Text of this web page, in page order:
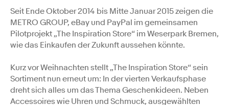
Seit Ende Oktober 2014 bis Mitte Januar 2015 zeigen die
METRO GROUP, eBay und PayPal im gemeinsamen
Pilotprojekt „The Inspiration Store“ im Weserpark Bremen,
wie das Einkaufen der Zukunft aussehen könnte.
Kurz vor Weihnachten stellt „The Inspiration Store“ sein
Sortiment nun erneut um: In der vierten Verkaufsphase
dreht sich alles um das Thema Geschenkideen. Neben
Accessoires wie Uhren und Schmuck, ausgewählten